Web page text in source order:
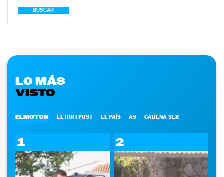
BUSCAR
LO MÁS
VISTO
ELMOTOR EL HUFFPOST EL PAÍS AS CADENA SER
1 2